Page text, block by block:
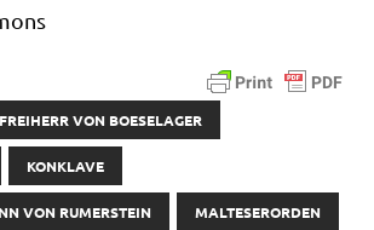
VON BOESELAGER
KONKLAVE
VON RUMERSTEIN MALTESERORDEN